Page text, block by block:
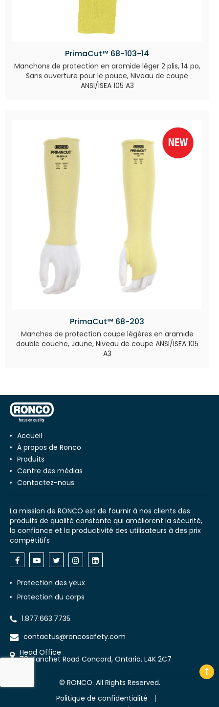
PrimaCut™ 68-103-14
Manchons de protection en aramide léger 2 plis, 14 po,
Sans ouverture pour le pouce, Niveau de coupe
ANSI/ISEA 105 A3
PrimaCut™ 68-203
Manches de protection coupe légères en aramide
double couche, Jaune, Niveau de coupe ANSI/ISEA 105
A3
Accueil
À propos de Ronco
Produits
Centre des médias
Contactez-nous
La mission de RONCO est de fournir à nos clients des
produits de qualité constante qui améliorent la sécurité,
la confiance et la productivité des utilisateurs à des prix
compétitifs
Protection des yeux
Protection du corps
1.877.663.7735
contactus@roncosafety.com
Head Office
70 Planchet Road Concord, Ontario, L4K 2C7
© RONCO. All Rights Reserved.
Politique de confidentialité